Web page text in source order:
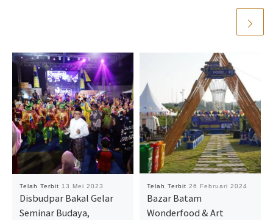
Telah Terbit 13 Mei 2023
Disbudpar Bakal Gelar
Seminar Budaya,
Telah Terbit 26 Februari 2024
Bazar Batam
Wonderfood & Art